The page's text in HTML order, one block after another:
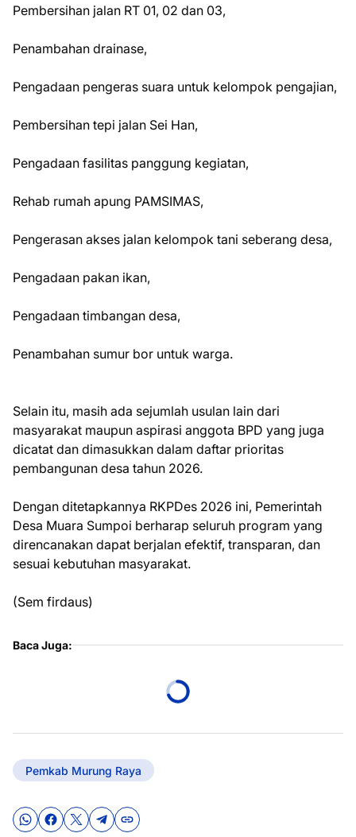
Pembersihan jalan RT 01, 02 dan 03,
Penambahan drainase,
Pengadaan pengeras suara untuk kelompok pengajian,
Pembersihan tepi jalan Sei Han,
Pengadaan fasilitas panggung kegiatan,
Rehab rumah apung PAMSIMAS,
Pengerasan akses jalan kelompok tani seberang desa,
Pengadaan pakan ikan,
Pengadaan timbangan desa,
Penambahan sumur bor untuk warga.
Selain itu, masih ada sejumlah usulan lain dari
masyarakat maupun aspirasi anggota BPD yang juga
dicatat dan dimasukkan dalam daftar prioritas
pembangunan desa tahun 2026.
Dengan ditetapkannya RKPDes 2026 ini, Pemerintah
Desa Muara Sumpoi berharap seluruh program yang
direncanakan dapat berjalan efektif, transparan, dan
sesuai kebutuhan masyarakat.
(Sem firdaus)
Baca Juga:
Pemkab Murung Raya